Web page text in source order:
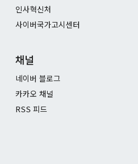
인사혁신처
사이버국가고시센터
채널
네이버 블로그
카카오 채널
RSS 피드